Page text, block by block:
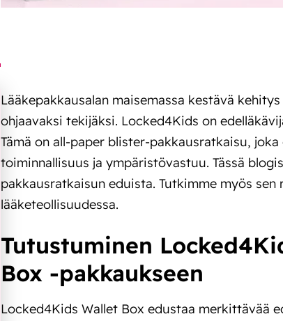
Lääkepakkausalan maisemassa kestävä
ohjaavaksi tekijäksi. Locked4Kids on
Tämä on all-paper blister-pakkausratkaisu,
toiminnallisuus ja ympäristövastuu. Tässä
pakkausratkaisun eduista. Tutkimme myös
lääketeollisuudessa.
Tutustuminen
Box -pakkaukseen
Locked4Kids Wallet Box edustaa merkittävää